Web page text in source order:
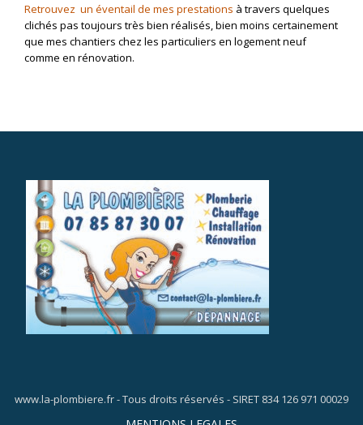
Retrouvez un éventail de mes prestations à travers quelques
clichés pas toujours très bien réalisés, bien moins certainement
que mes chantiers chez les particuliers en logement neuf
comme en rénovation.
www.la-plombiere.fr - Tous droits réservés - SIRET 834 126 971 00029